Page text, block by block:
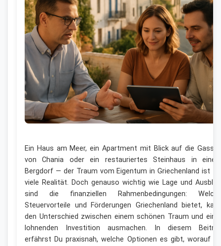
Ein Haus am Meer, ein Apartment mit Blick auf die
von Chania oder ein restauriertes Steinhaus in
Bergdorf — der Traum vom Eigentum in Griechenland ist
viele Realität. Doch genauso wichtig wie Lage und
sind die finanziellen Rahmenbedingungen:
Steuervorteile und Förderungen Griechenland bietet,
den Unterschied zwischen einem schönen Traum und
lohnenden Investition ausmachen. In diesem
erfährst Du praxisnah, welche Optionen es gibt, worauf